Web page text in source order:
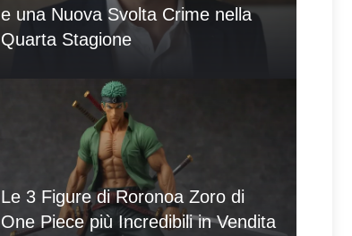
e una Nuova Svolta Crime nella
Quarta Stagione
Le 3 Figure di Roronoa Zoro di
One Piece più Incredibili in Vendita